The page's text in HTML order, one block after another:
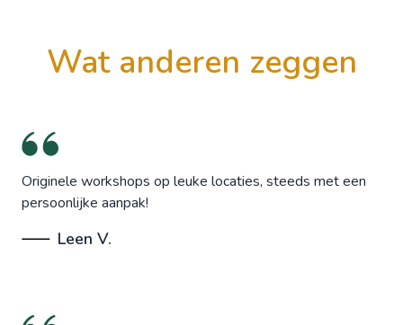
wat anderen zeggen
Originele workshops op leuke locaties, steeds met een
persoonlijke aanpak!
Leen V.